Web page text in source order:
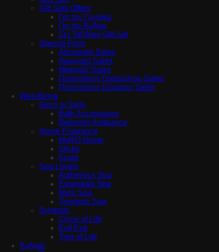
Gift Sets Offers
Για την Γυναίκα
Για τον Άνδρα
Σετ Ταξιδιού Gift Set
Special Price
Αξεσουάρ Sales
Αρώματα Sales
Μακιγιάζ Sales
Περιποίηση Προσώπου Sales
Περιποίηση Σώματος Sales
Well-Being
Deco in Style
Bath Accessories
Bedroom Ambiance
Home Fragrance
MyRO Home
Sticks
Κεριά
Spa Lovers
Authentics Spa
Essentials Spa
Myro Spa
Timeless Spa
Symbols
Circle of Life
Evil Eye
Tree of Life
Άνδρας